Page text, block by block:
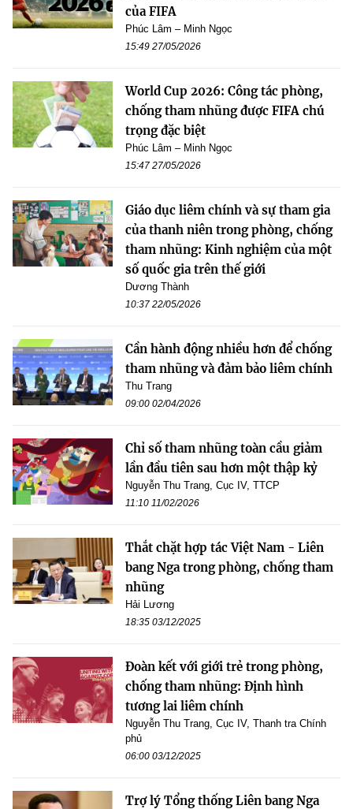
của FIFA
Phúc Lâm – Minh Ngọc
15:49 27/05/2026
World Cup 2026: Công tác phòng,
chống tham nhũng được FIFA chú
trọng đặc biệt
Phúc Lâm – Minh Ngọc
15:47 27/05/2026
Giáo dục liêm chính và sự tham gia
của thanh niên trong phòng, chống
tham nhũng: Kinh nghiệm của một
số quốc gia trên thế giới
Dương Thành
10:37 22/05/2026
Cần hành động nhiều hơn để chống
tham nhũng và đảm bảo liêm chính
Thu Trang
09:00 02/04/2026
Chỉ số tham nhũng toàn cầu giảm
lần đầu tiên sau hơn một thập kỷ
Nguyễn Thu Trang, Cục IV, TTCP
11:10 11/02/2026
Thắt chặt hợp tác Việt Nam - Liên
bang Nga trong phòng, chống tham
nhũng
Hải Lương
18:35 03/12/2025
Đoàn kết với giới trẻ trong phòng,
chống tham nhũng: Định hình
tương lai liêm chính
Nguyễn Thu Trang, Cục IV, Thanh tra Chính
phủ
06:00 03/12/2025
Trợ lý Tổng thống Liên bang Nga